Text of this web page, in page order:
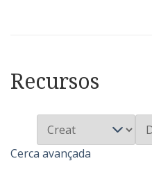
Recursos
Cerca avançada